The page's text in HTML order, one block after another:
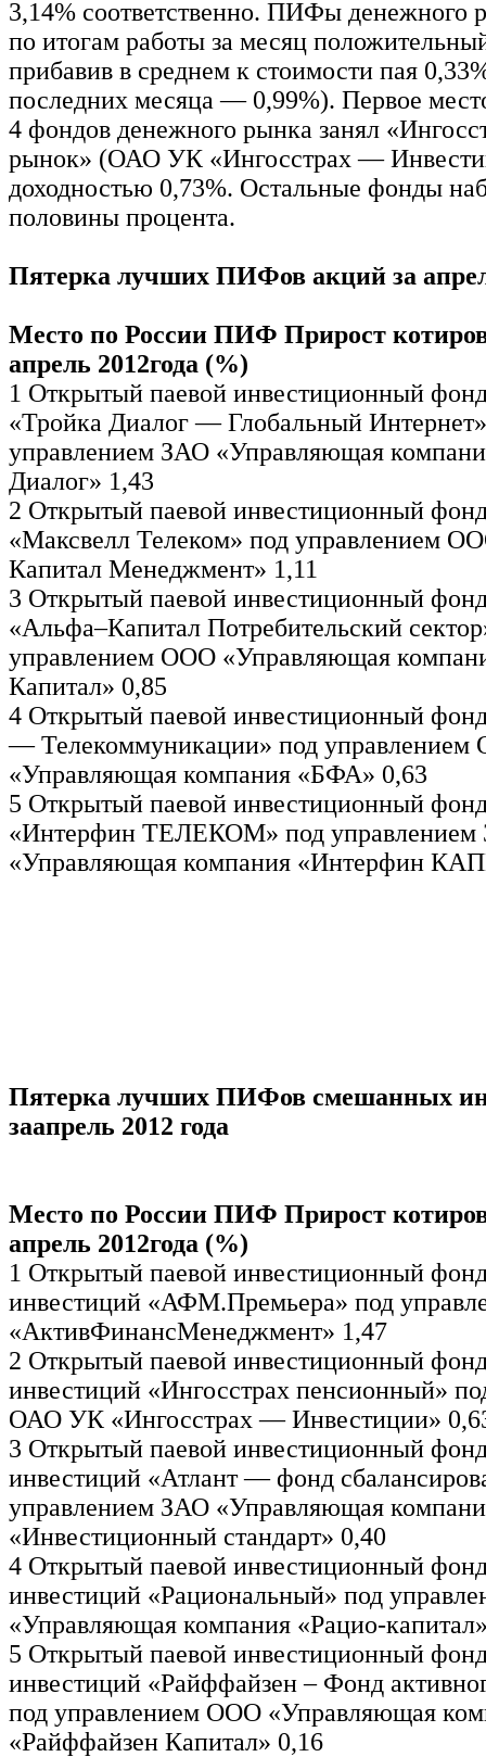
3,14% соответственно. ПИФы денежного
по итогам работы за месяц положительный
прибавив в среднем к стоимости пая
последних месяца — 0,99%). Первое
4 фондов денежного рынка занял
рынок» (ОАО УК «Ингосстрах —
доходностью 0,73%. Остальные фонды
половины процента.
Пятерка лучших ПИФов акций за
Место по России ПИФ Прирост
апрель 2012года (%)
1 Открытый паевой инвестиционный
«Тройка Диалог — Глобальный
управлением ЗАО «Управляющая
Диалог» 1,43
2 Открытый паевой инвестиционный
«Максвелл Телеком» под управлением
Капитал Менеджмент» 1,11
3 Открытый паевой инвестиционный
«Альфа–Капитал Потребительский
управлением ООО «Управляющая
Капитал» 0,85
4 Открытый паевой инвестиционный
— Телекоммуникации» под
«Управляющая компания «БФА» 0,63
5 Открытый паевой инвестиционный
«Интерфин ТЕЛЕКОМ» под
«Управляющая компания «Интерфин
Пятерка лучших ПИФов смешанных
заапрель 2012 года
Место по России ПИФ Прирост
апрель 2012года (%)
1 Открытый паевой инвестиционный
инвестиций «АФМ.Премьера» под
«АктивФинансМенеджмент» 1,47
2 Открытый паевой инвестиционный
инвестиций «Ингосстрах пенсионный»
ОАО УК «Ингосстрах — Инвестиции»
3 Открытый паевой инвестиционный
инвестиций «Атлант — фонд
управлением ЗАО «Управляющая
«Инвестиционный стандарт» 0,40
4 Открытый паевой инвестиционный
инвестиций «Рациональный» под
«Управляющая компания «Рацио-
5 Открытый паевой инвестиционный
инвестиций «Райффайзен – Фонд
под управлением ООО «Управляющая
«Райффайзен Капитал» 0,16